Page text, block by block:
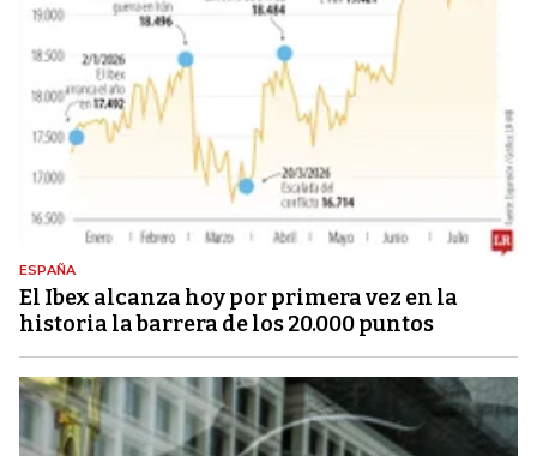
ESPAÑA
El Ibex alcanza hoy por primera vez en la
historia la barrera de los 20.000 puntos